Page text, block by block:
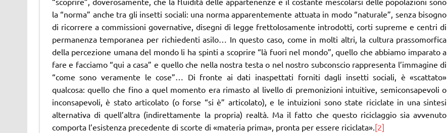
la “norma” anche tra gli insetti sociali: una norma apparentemente attuata in modo “naturale”, senza bisogno
di ricorrere a commissioni governative, disegni di legge frettolosamente introdotti, corti supreme e centri di
permanenza temporanea per richiedenti asilo… In questo caso, come in molti altri, la cultura prassomorfica
della percezione umana del mondo li ha spinti a scoprire “là fuori nel mondo”, quello che abbiamo imparato a
fare e facciamo “qui a casa” e quello che nella nostra testa o nel nostro subconscio rappresenta l’immagine di
“come sono veramente le cose”… Di fronte ai dati inaspettati forniti dagli insetti sociali, è «scattato»
qualcosa: quello che fino a quel momento era rimasto al livello di premonizioni intuitive, semiconsapevoli o
inconsapevoli, è stato articolato (o forse “si è” articolato), e le intuizioni sono state riciclate in una sintesi
alternativa di quell’altra (indirettamente la propria) realtà. Ma il fatto che questo riciclaggio sia avvenuto
comporta l’esistenza precedente di scorte di «materia prima», pronta per essere riciclata». [2]